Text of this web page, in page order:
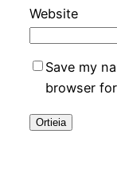
Website
Save my
browser